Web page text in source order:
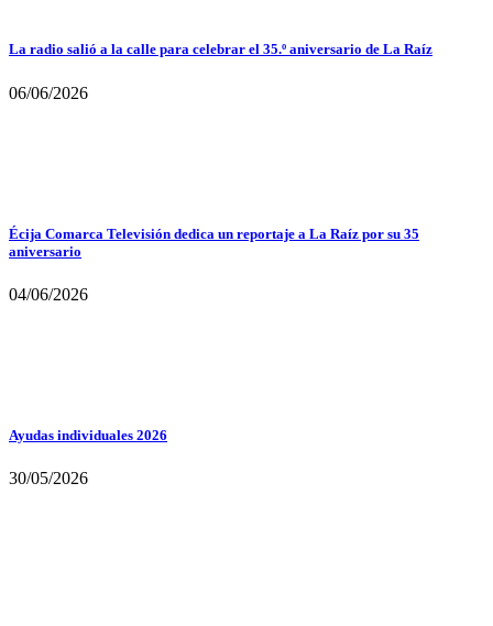
La radio salió a la calle para celebrar el 35.º aniversario de La Raíz
06/06/2026
Écija Comarca Televisión dedica un reportaje a La Raíz por su 35
aniversario
04/06/2026
Ayudas individuales 2026
30/05/2026